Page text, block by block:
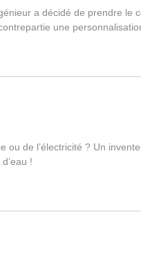
a décidé de prendre le
une
de l’électricité ? Un
!